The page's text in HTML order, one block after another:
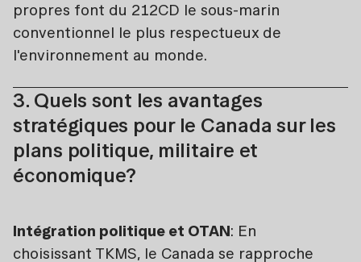
propres font du 212CD le sous-marin
conventionnel le plus respectueux de
l'environnement au monde.
3. Quels sont les avantages
stratégiques pour le Canada sur les
plans politique, militaire et
économique?
Intégration politique et OTAN: En
choisissant TKMS, le Canada se rapproche